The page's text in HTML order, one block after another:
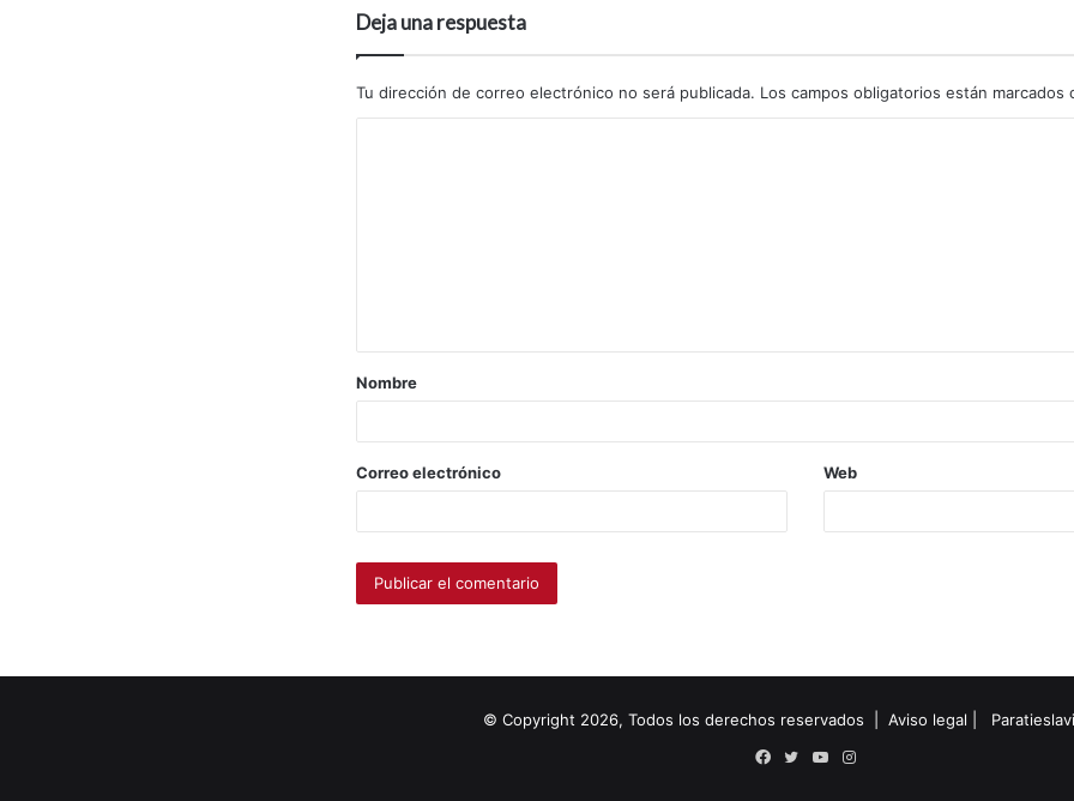
Deja una respuesta
Tu dirección de correo electrónico no será publicada. Los campos obligatorios están marcados
Nombre
Correo electrónico Web
© Copyright 2026, Todos los derechos reservados | Aviso legal
Facebook
TwitterYouTubeInstagram